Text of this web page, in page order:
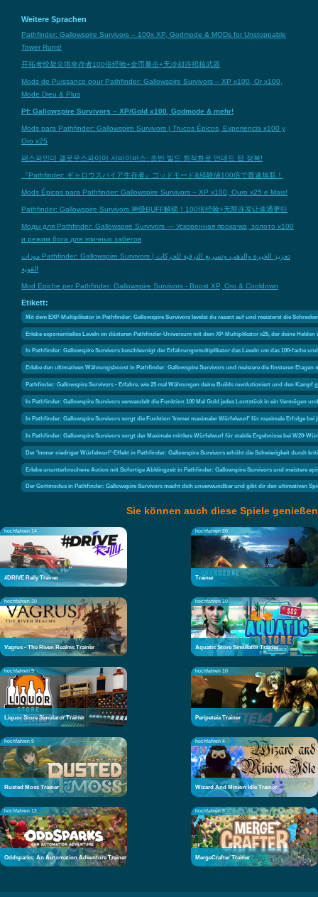
Weitere Sprachen
Pathfinder: Gallowspire Survivors – 100x XP, Godmode & MODs for Unstoppable
Tower Runs!
开拓者绞架尖塔幸存者100倍经验+金币暴击+无冷却连招核武器
Mods de Puissance pour Pathfinder: Gallowspire Survivors – XP x100, Or x100,
Mode Dieu & Plus
Pf: Gallowspire Survivors – XP/Gold x100, Godmode & mehr!
Mods para Pathfinder: Gallowspire Survivors | Trucos Épicos, Experiencia x100 y
Oro x25
패스파인더 갤로우스파이어 서바이버스: 초반 빌드 최적화로 언데드 탑 정복!
『Pathfinder: ギャロウスパイア生存者』ゴッドモード&経験値100倍で最速無双！
Mods Épicos para Pathfinder: Gallowspire Survivors – XP x100, Ouro x25 e Mais!
Pathfinder: Gallowspire Survivors 神级BUFF解锁！100倍经验+无限连发让速通更狂
Моды для Pathfinder: Gallowspire Survivors — Ускоренная прокачка, золото x100
и режим бога для эпичных забегов
مودات Pathfinder: Gallowspire Survivors | تعزيز الخبرة والذهب وتسريع الترقية للحركات
القوية
Mod Epiche per Pathfinder: Gallowspire Survivors - Boost XP, Oro & Cooldown
Etikett:
Mit dem EXP-Multiplikator in Pathfinder: Gallowspire Survivors levelst du rasant auf und meisterst die
Erlebe exponentielles Leveln im düsteren Pathfinder-Universum mit dem XP-Multiplikator x25, der deine
In Pathfinder: Gallowspire Survivors beschleunigt der Erfahrungsmultiplikator das Leveln um das 100-fache
Erlebe den ultimativen Währungsboost in Pathfinder: Gallowspire Survivors und meistere die finsteren
Pathfinder: Gallowspire Survivors - Erfahre, wie 25 mal Währungen deine Builds revolutioniert und den Kampf
In Pathfinder: Gallowspire Survivors verwandelt die Funktion 100 Mal Gold jedes Lootstück in ein Vermögen
In Pathfinder: Gallowspire Survivors sorgt die Funktion 'Immer maximaler Würfelwurf' für maximale Erfolge
In Pathfinder: Gallowspire Survivors sorgt der Maximale mittlere Würfelwurf für stabile Ergebnisse bei W20-
Der 'Immer niedriger Würfelwurf'-Effekt in Pathfinder: Gallowspire Survivors erhöht die Schwierigkeit durch
Erlebe ununterbrochene Action mit Sofortige Abklingzeit in Pathfinder: Gallowspire Survivors und meistere
Der Gottmodus in Pathfinder: Gallowspire Survivors macht dich unverwundbar und gibt dir den ultimativen
Sie können auch diese Spiele genießen
hochfahren 14
#DRIVE Rally Trainer
hochfahren 20
Trainer
hochfahren 20
Vagrus - The Riven Realms Trainer
hochfahren 10
Aquatic Store Simulator Trainer
hochfahren 9
Liquor Store Simulator Trainer
hochfahren 10
Peripeteia Trainer
hochfahren 9
Rusted Moss Trainer
hochfahren 4
Wizard And Minion Idle Trainer
hochfahren 12
Oddsparks: An Automation Adventure Trainer
hochfahren 8
MergeCrafter Trainer